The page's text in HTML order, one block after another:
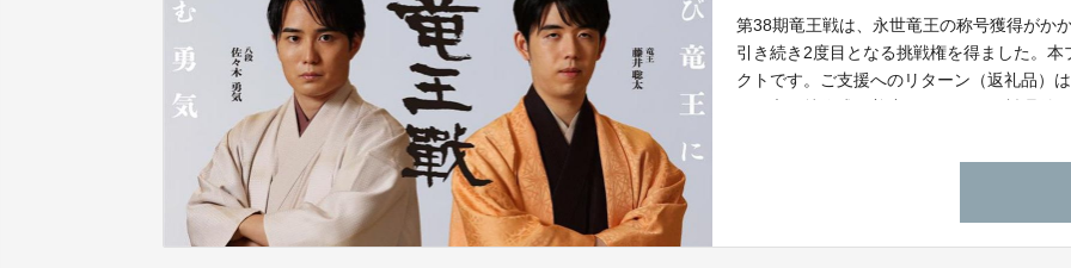
第38期竜王戦は、永世竜王の称号獲得がか
引き続き2度目となる挑戦権を得ました。
クトです。ご支援へのリターン（返礼品）
～Eの5コースを用意しました。